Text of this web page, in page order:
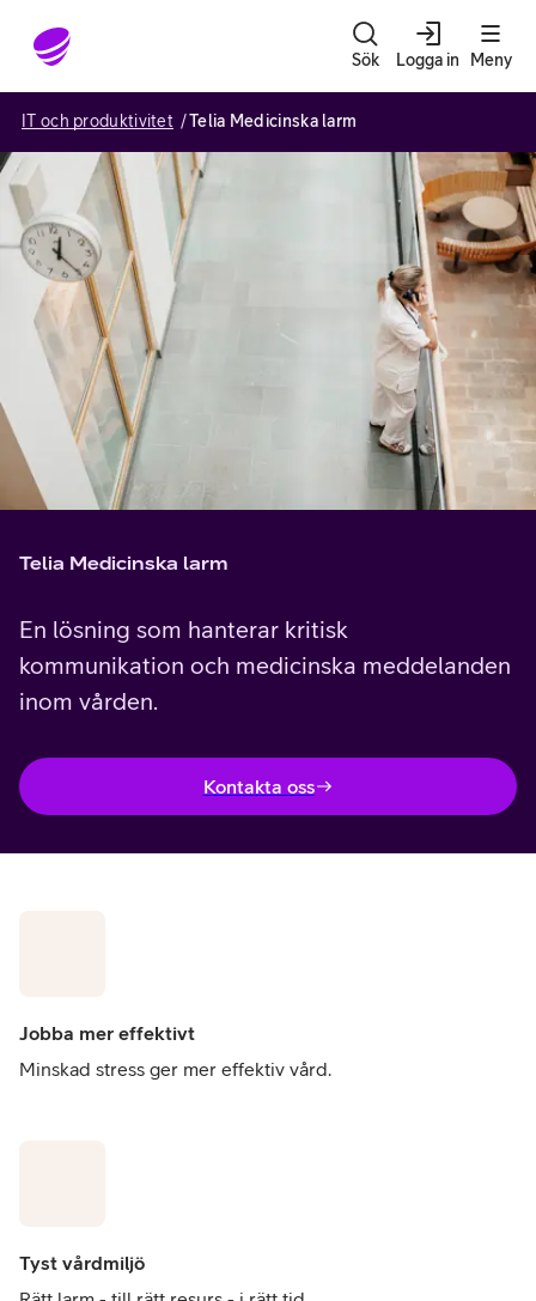
Gå till sidans innehåll
Sök Logga in Meny
IT och produktivitet Telia Medicinska larm
Telia Medicinska larm
En lösning som hanterar kritisk
kommunikation och medicinska meddelanden
inom vården.
Kontakta oss
Jobba mer effektivt
Minskad stress ger mer effektiv vård.
Tyst vårdmiljö